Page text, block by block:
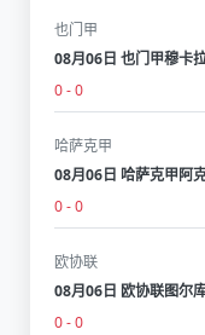
也门甲
08月06日 也门甲穆卡
0 - 0
哈萨克甲
08月06日 哈萨克甲阿
0 - 0
欧协联
08月06日 欧协联图尔
0 - 0